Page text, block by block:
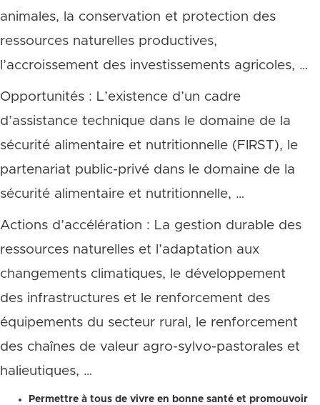
animales, la conservation et protection des
ressources naturelles productives,
l’accroissement des investissements agricoles, …
Opportunités : L’existence d’un cadre
d’assistance technique dans le domaine de la
sécurité alimentaire et nutritionnelle (FIRST), le
partenariat public-privé dans le domaine de la
sécurité alimentaire et nutritionnelle, …
Actions d’accélération : La gestion durable des
ressources naturelles et l’adaptation aux
changements climatiques, le développement
des infrastructures et le renforcement des
équipements du secteur rural, le renforcement
des chaînes de valeur agro-sylvo-pastorales et
halieutiques, …
Permettre à tous de vivre en bonne santé et promouvoir